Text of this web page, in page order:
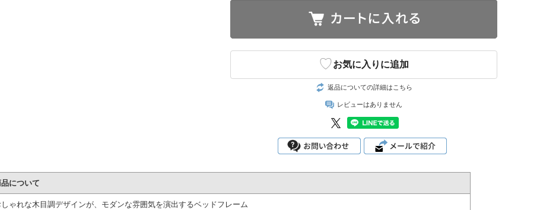
♡お気に入りに追加
返品についての詳細はこちら
レビューはありません
について
しゃれな木目調デザインが、モダンな雰囲気を演出するベッドフレーム